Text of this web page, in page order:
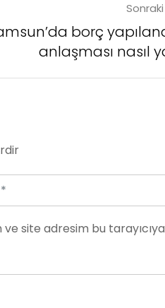
Sonraki
borç
anlaşması nasıl
site adresim bu tarayıcıya